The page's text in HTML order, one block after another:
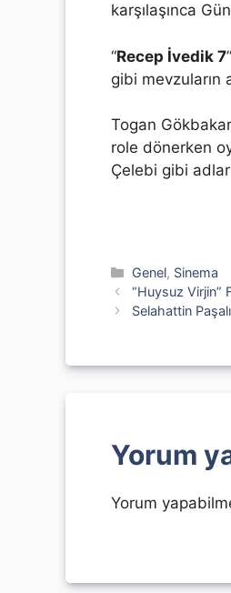
karşılaşınca
“Recep İvedik 7
gibi mevzuların
Togan
role dönerken
Çelebi gibi
Kategoriler
Genel, Sinema
“Huysuz Virjin”
Selahattin
Yorum
Yorum